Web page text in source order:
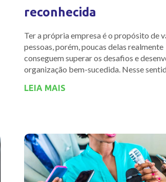
reconhecida
Ter a própria empresa é o propósito de
pessoas, porém, poucas delas realmente
conseguem superar os desafios e
organização bem-sucedida. Nesse
LEIA MAIS